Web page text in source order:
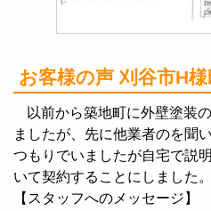
お客様の声 刈谷市H
以前から築地町に外壁塗装
ましたが、先に他業者のを聞
つもりでいましたが自宅で説
いて契約することにしました。
【スタッフへのメッセージ】